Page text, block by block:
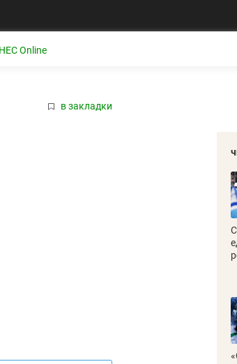
в закладки